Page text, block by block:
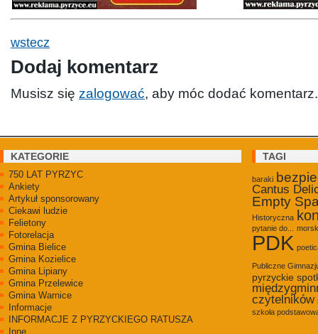
wstecz
Dodaj komentarz
Musisz się zalogować, aby móc dodać komentarz.
KATEGORIE
750 LAT PYRZYC
Ankiety
Artykuł sponsorowany
Ciekawi ludzie
Felietony
Fotorelacja
Gmina Bielice
Gmina Kozielice
Gmina Lipiany
Gmina Przelewice
Gmina Warnice
Informacje
INFORMACJE Z PYRZYCKIEGO RATUSZA
Inne
TAGI
baraki
Cantus
Empty
Historyczna
pytanie do...
PDK
Publiczne
pyrzyckie
czytelników
szkoła